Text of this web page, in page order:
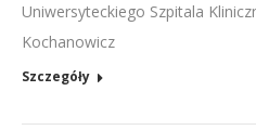
Uniwersyteckiego Szpitala
Kochanowicz
Szczegóły